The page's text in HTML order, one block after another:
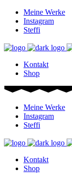
Meine Werke
Instagram
Steffi
Kontakt
Shop
Meine Werke
Instagram
Steffi
Kontakt
Shop